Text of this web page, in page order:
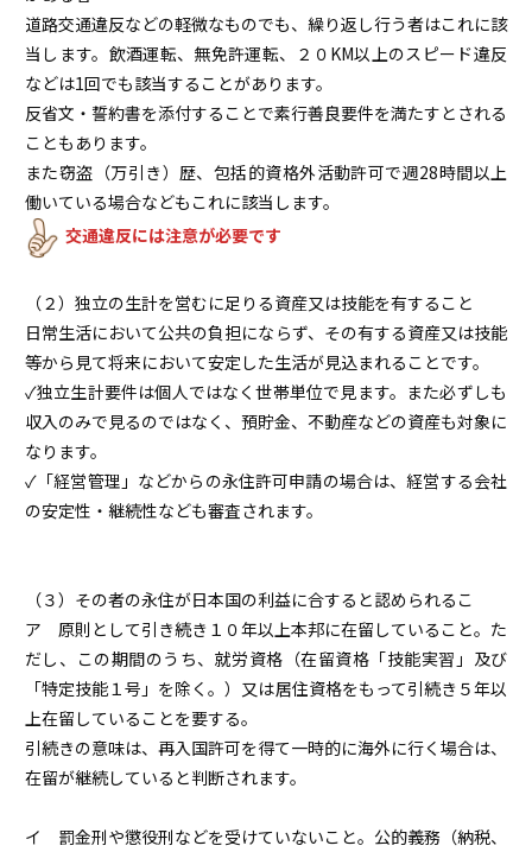
道路交通違反などの軽微なものでも、繰り返し行う者はこれに該
当します。飲酒運転、無免許運転、２０KM以上のスピード違反
などは1回でも該当することがあります。
反省文・誓約書を添付することで素行善良要件を満たすとされる
こともあります。
また窃盗（万引き）歴、包括的資格外活動許可で週28時間以上
働いている場合などもこれに該当します。
交通違反には注意が必要です
（２）独立の生計を営むに足りる資産又は技能を有すること
日常生活において公共の負担にならず、その有する資産又は技能
等から見て将来において安定した生活が見込まれることです。
✓独立生計要件は個人ではなく世帯単位で見ます。また必ずしも
収入のみで見るのではなく、預貯金、不動産などの資産も対象に
なります。
✓「経営管理」などからの永住許可申請の場合は、経営する会社
の安定性・継続性なども審査されます。
（３）その者の永住が日本国の利益に合すると認められるこ
ア 原則として引き続き１０年以上本邦に在留していること。た
だし、この期間のうち、就労資格（在留資格「技能実習」及び
「特定技能１号」を除く。）又は居住資格をもって引続き５年以
上在留していることを要する。
引続きの意味は、再入国許可を得て一時的に海外に行く場合は、
在留が継続していると判断されます。
イ 罰金刑や懲役刑などを受けていないこと。公的義務（納税、